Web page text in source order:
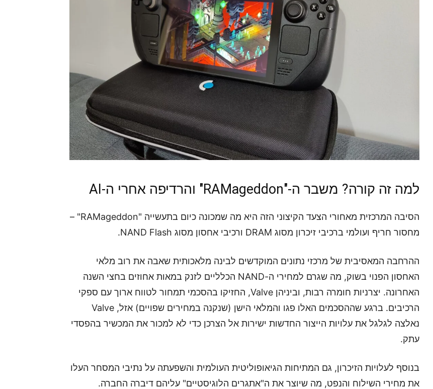
למה זה קורה? משבר ה-"RAMageddon" והרדיפה אחרי ה-AI
הסיבה המרכזית מאחורי הצעד הקיצוני הזה היא מה שמכונה כיום בתעשייה "RAMageddon" –
מחסור חריף ועולמי ברכיבי זיכרון מסוג DRAM ורכיבי אחסון מסוג NAND Flash.
ההרחבה המאסיבית של מרכזי נתונים המוקדשים לבינה מלאכותית שאבה את רוב מלאי
האחסון הפנוי בשוק, מה שגרם למחירי ה-NAND הכלליים לזנק במאות אחוזים בחצי השנה
האחרונה. יצרניות חומרה רבות, וביניהן Valve, החזיקו בהסכמי תמחור לטווח ארוך עם ספקי
הרכיבים. ברגע שההסכמים האלו פגו והמלאי הישן (שנקנה במחירים שפויים) אזל, Valve
נאלצה לגלגל את עלויות הייצור החדשות ישירות אל הצרכן כדי לא למכור את המכשיר בהפסדי
עתק.
בנוסף לעלויות הזיכרון, גם המתיחות הגיאופוליטית העולמית והשפעתה על נתיבי המסחר העלו
את מחירי השילוח והנפט, מה שיוצר את ה"אתגרים הלוגיסטיים" עליהם דיברה החברה.